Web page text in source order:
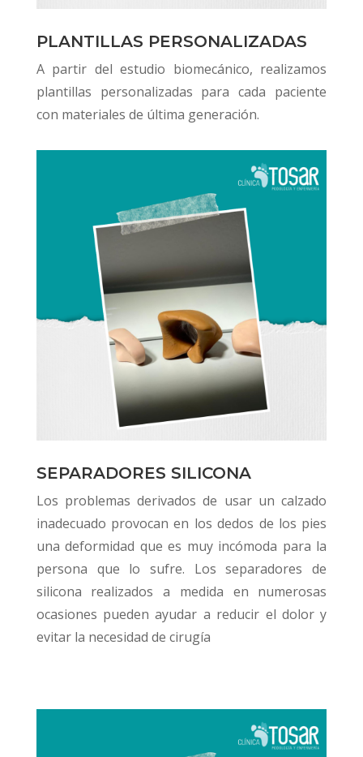
PLANTILLAS PERSONALIZADAS
A partir del estudio biomecánico, realizamos
plantillas personalizadas para cada paciente
con materiales de última generación.
SEPARADORES SILICONA
Los problemas derivados de usar un calzado
inadecuado provocan en los dedos de los pies
una deformidad que es muy incómoda para la
persona que lo sufre. Los separadores de
silicona realizados a medida en numerosas
ocasiones pueden ayudar a reducir el dolor y
evitar la necesidad de cirugía